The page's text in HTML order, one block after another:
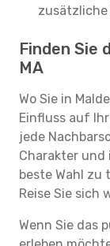
zusätzliche
Finden Sie
MA
Wo Sie in
Einfluss auf
jede
Charakter und
beste Wahl zu
Reise Sie sich
Wenn Sie das